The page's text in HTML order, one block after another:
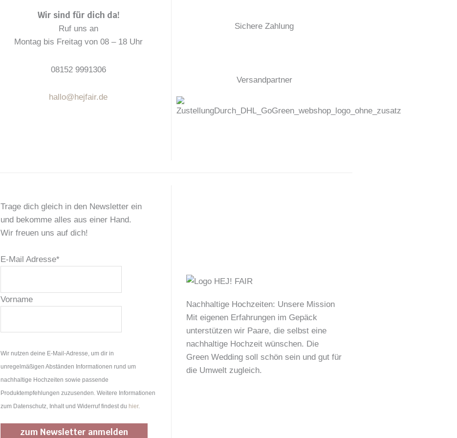
o
k
t
Wir sind für dich da!
Ruf uns an
Montag bis Freitag von 08 – 18 Uhr
08152 9991306
hallo@hejfair.de
Sichere Zahlung
Versandpartner
Trage dich gleich in den Newsletter ein
und bekomme alles aus einer Hand.
Wir freuen uns auf dich!
E-Mail Adresse*
Vorname
Wir nutzen deine E-Mail-Adresse, um dir in
unregelmäßigen Abständen Informationen rund um
nachhaltige Hochzeiten sowie passende
Produktempfehlungen zuzusenden. Weitere Informationen
zum Datenschutz, Inhalt und Widerruf findest du hier.
Nachhaltige Hochzeiten: Unsere Mission
Mit eigenen Erfahrungen im Gepäck
unterstützen wir Paare, die selbst eine
nachhaltige Hochzeit wünschen. Die
Green Wedding soll schön sein und gut für
die Umwelt zugleich.